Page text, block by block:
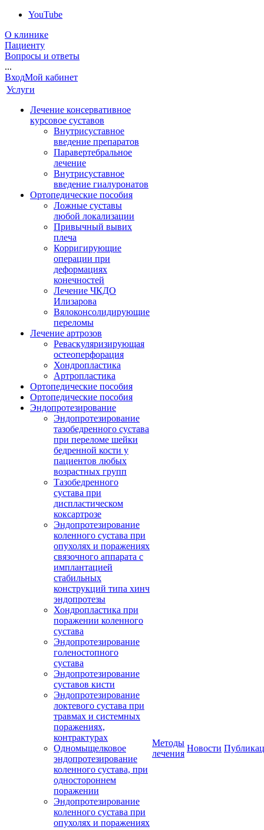
YouTube
О клинике
Пациенту
Вопросы и ответы
...
ВходМой кабинет
Услуги
Лечение консервативное
курсовое суставов
Внутрисуставное
введение препаратов
Паравертебральное
лечение
Внутрисуставное
введение гиалуронатов
Ортопедические пособия
Ложные суставы
любой локализации
Привычный вывих
плеча
Корригирующие
операции при
деформациях
конечностей
Лечение ЧКДО
Илизарова
Вялоконсолидирующие
переломы
Лечение артрозов
Реваскуляризирующая
остеоперфорация
Хондропластика
Артропластика
Ортопедические пособия
Ортопедические пособия
Эндопротезирование
Эндопротезирование
тазобедренного сустава
при переломе шейки
бедренной кости у
пациентов любых
возрастных групп
Тазобедренного
сустава при
диспластическом
коксартрозе
Эндопротезирование
коленного сустава при
опухолях и поражениях
связочного аппарата с
имплантацией
стабильных
конструкций типа хинч
эндопротезы
Хондропластика при
поражении коленного
сустава
Эндопротезирование
голеностопного
сустава
Эндопротезирование
суставов кисти
Эндопротезирование
локтевого сустава при
травмах и системных
поражениях,
контрактурах
Одномыщелковое
эндопротезирование
коленного сустава, при
одностороннем
поражении
Эндопротезирование
коленного сустава при
опухолях и поражениях
Методы
лечения
Новости